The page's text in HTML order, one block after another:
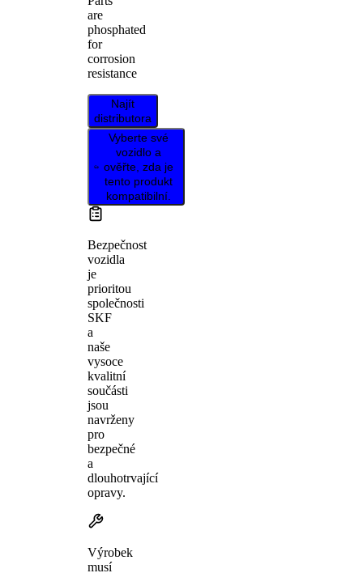
are
phosphated
for
corrosion
resistance
Najít
distributora
Vyberte své
vozidlo a
ověřte, zda je
tento produkt
kompatibilní.
Bezpečnost
vozidla
je
prioritou
společnosti
SKF
a
naše
vysoce
kvalitní
součásti
jsou
navrženy
pro
bezpečné
a
dlouhotrvající
opravy.
Výrobek
musí